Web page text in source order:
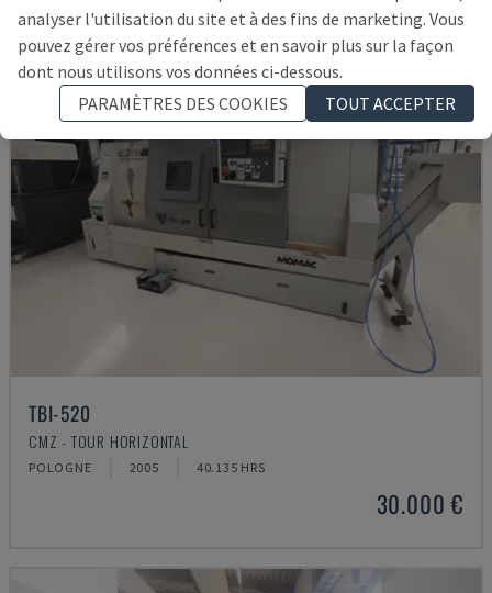
TBI-520
CMZ - TOUR HORIZONTAL
POLOGNE 2005 40.135 HRS
30.000 €
analyser l'utilisation du site et à des fins de marketing. Vous
pouvez gérer vos préférences et en savoir plus sur la façon
dont nous utilisons vos données ci-dessous.
PARAMÈTRES DES COOKIES
TOUT ACCEPTER